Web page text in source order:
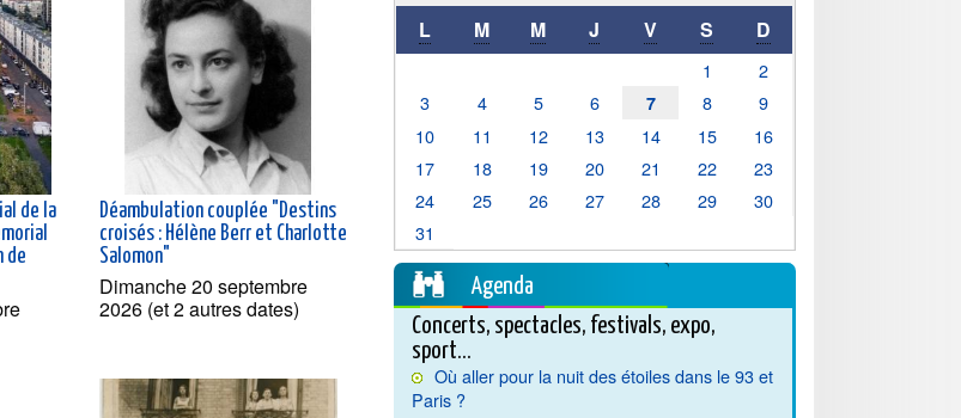
de la
de
Déambulation couplée "Destins
croisés : Hélène Berr et Charlotte
Salomon"
Dimanche 20 septembre
2026 (et 2 autres dates)
L M M J V S D
1
2
3
4 5 6 7 8
9
10
11 12 13 14 15
16
17
18 19 20 21 22
23
24
25 26 27 28 29
30
31
Agenda
Concerts, spectacles, festivals, expo,
sport...
Où aller pour la nuit des étoiles dans le 93 et
Paris ?